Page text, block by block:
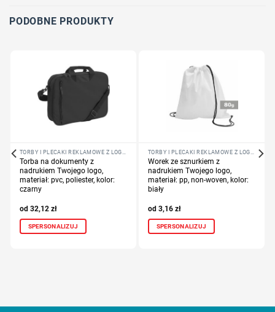
PODOBNE PRODUKTY
TORBY I PLECAKI REKLAMOWE Z LOGO FIRMY
Torba na dokumenty z
nadrukiem Twojego logo,
materiał: pvc, poliester, kolor:
czarny
32,12 zł
SPERSONALIZUJ
TORBY I PLECAKI REKLAMOWE Z LOGO FIRMY
Worek ze sznurkiem z
nadrukiem Twojego logo,
materiał: pp, non-woven, kolor:
biały
3,16 zł
SPERSONALIZUJ